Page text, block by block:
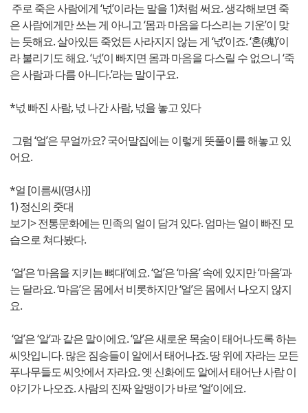
주로 죽은 사람에게 ‘넋’이라는 말을 1)처럼 써요. 생각해보면 죽
은 사람에게만 쓰는 게 아니고 ‘몸과 마음을 다스리는 기운’이 맞
는 듯해요. 살아있든 죽었든 사라지지 않는 게 ‘넋’이죠. ‘혼(魂)’이
라 불리기도 해요. ‘넋’이 빠지면 몸과 마음을 다스릴 수 없으니 ‘죽
은 사람과 다름 아니다.’라는 말이구요.
*넋 빠진 사람, 넋 나간 사람, 넋을 놓고 있다
그럼 ‘얼’은 무얼까요? 국어말집에는 이렇게 뜻풀이를 해놓고 있
어요.
*얼 [이름씨(명사)]
1) 정신의 줏대
보기> 전통문화에는 민족의 얼이 담겨 있다. 엄마는 얼이 빠진 모
습으로 쳐다봤다.
‘얼’은 ‘마음을 지키는 뼈대’예요. ‘얼’은 ‘마음’ 속에 있지만 ‘마음’과
는 달라요. ‘마음’은 몸에서 비롯하지만 ‘얼’은 몸에서 나오지 않지
요.
‘얼’은 ‘알’과 같은 말이에요. ‘알’은 새로운 목숨이 태어나도록 하는
씨앗입니다. 많은 짐승들이 알에서 태어나죠. 땅 위에 자라는 모든
푸나무들도 씨앗에서 자라요. 옛 신화에도 알에서 태어난 사람 이
야기가 나오죠. 사람의 진짜 알맹이가 바로 ‘얼’이에요.